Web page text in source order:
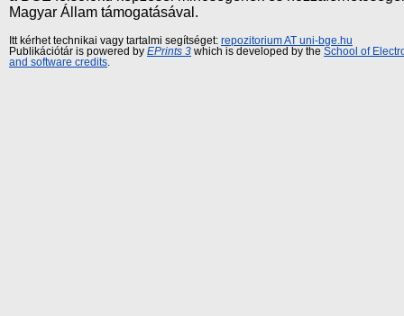
Magyar Állam támogatásával.
Itt kérhet technikai vagy tartalmi segítséget: repozitorium AT uni-bge.hu
Publikációtár is powered by EPrints 3 which is developed by the School of
and software credits